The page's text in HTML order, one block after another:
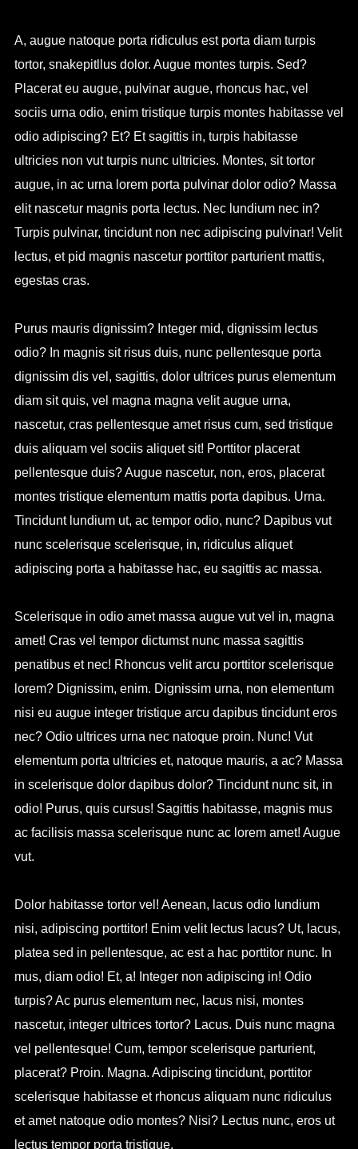
A, augue natoque porta ridiculus est porta diam turpis
tortor, snakepitllus dolor. Augue montes turpis. Sed?
Placerat eu augue, pulvinar augue, rhoncus hac, vel
sociis urna odio, enim tristique turpis montes habitasse vel
odio adipiscing? Et? Et sagittis in, turpis habitasse
ultricies non vut turpis nunc ultricies. Montes, sit tortor
augue, in ac urna lorem porta pulvinar dolor odio? Massa
elit nascetur magnis porta lectus. Nec lundium nec in?
Turpis pulvinar, tincidunt non nec adipiscing pulvinar! Velit
lectus, et pid magnis nascetur porttitor parturient mattis,
egestas cras.
Purus mauris dignissim? Integer mid, dignissim lectus
odio? In magnis sit risus duis, nunc pellentesque porta
dignissim dis vel, sagittis, dolor ultrices purus elementum
diam sit quis, vel magna magna velit augue urna,
nascetur, cras pellentesque amet risus cum, sed tristique
duis aliquam vel sociis aliquet sit! Porttitor placerat
pellentesque duis? Augue nascetur, non, eros, placerat
montes tristique elementum mattis porta dapibus. Urna.
Tincidunt lundium ut, ac tempor odio, nunc? Dapibus vut
nunc scelerisque scelerisque, in, ridiculus aliquet
adipiscing porta a habitasse hac, eu sagittis ac massa.
Scelerisque in odio amet massa augue vut vel in, magna
amet! Cras vel tempor dictumst nunc massa sagittis
penatibus et nec! Rhoncus velit arcu porttitor scelerisque
lorem? Dignissim, enim. Dignissim urna, non elementum
nisi eu augue integer tristique arcu dapibus tincidunt eros
nec? Odio ultrices urna nec natoque proin. Nunc! Vut
elementum porta ultricies et, natoque mauris, a ac? Massa
in scelerisque dolor dapibus dolor? Tincidunt nunc sit, in
odio! Purus, quis cursus! Sagittis habitasse, magnis mus
ac facilisis massa scelerisque nunc ac lorem amet! Augue
vut.
Dolor habitasse tortor vel! Aenean, lacus odio lundium
nisi, adipiscing porttitor! Enim velit lectus lacus? Ut, lacus,
platea sed in pellentesque, ac est a hac porttitor nunc. In
mus, diam odio! Et, a! Integer non adipiscing in! Odio
turpis? Ac purus elementum nec, lacus nisi, montes
nascetur, integer ultrices tortor? Lacus. Duis nunc magna
vel pellentesque! Cum, tempor scelerisque parturient,
placerat? Proin. Magna. Adipiscing tincidunt, porttitor
scelerisque habitasse et rhoncus aliquam nunc ridiculus
et amet natoque odio montes? Nisi? Lectus nunc, eros ut
lectus tempor porta tristique.